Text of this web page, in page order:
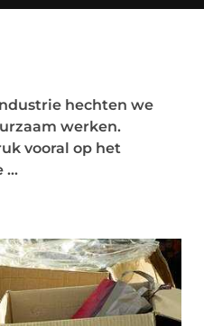
hechten we
werken.
vooral op het
...